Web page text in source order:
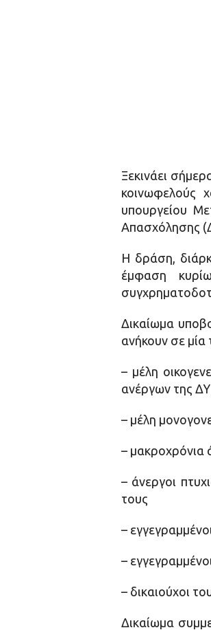
Ξεκινάει
κοινωφελούς
υπουργείου
Απασχόλησης
Η δράση,
έμφαση
Δικαίωμα
ανήκουν σε μία
– μέλη
ανέργων της
– μέλη
– μακροχρόνια
– άνεργοι
τους
–
–
– δικαιούχοι
Δικαίωμα